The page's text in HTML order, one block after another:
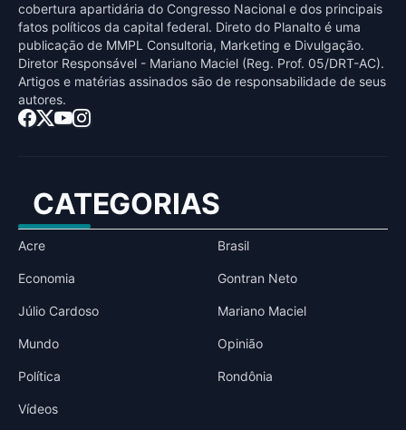
cobertura apartidária do Congresso Nacional e dos principais
fatos políticos da capital federal. Direto do Planalto é uma
publicaçāo de MMPL Consultoria, Marketing e Divulgaçāo.
Diretor Responsável - Mariano Maciel (Reg. Prof. 05/DRT-AC).
Artigos e matérias assinados sāo de responsabilidade de seus
autores.
CATEGORIAS
Acre Brasil
Economia Gontran Neto
Júlio Cardoso Mariano Maciel
Mundo Opinião
Política Rondônia
Vídeos